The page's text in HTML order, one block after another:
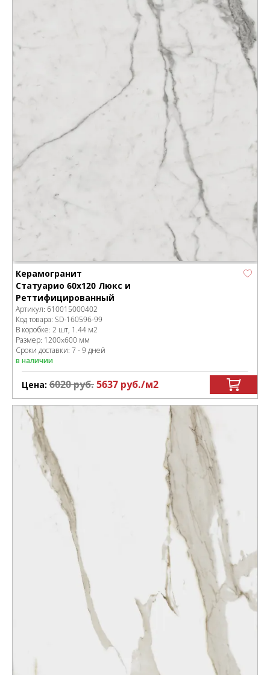
Керамогранит
Статуарио 60x120 Люкс и
Реттифицированный
Артикул: 610015000402
Код товара: SD-160596-99
В коробке: 2 шт, 1.44 м2
Размер: 1200x600 мм
Сроки доставки: 7 - 9 дней
в наличии
Цена: 6020руб.5637 руб./м2